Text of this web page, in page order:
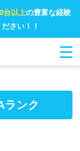
台以上の豊富な経験
さい！！
ンク